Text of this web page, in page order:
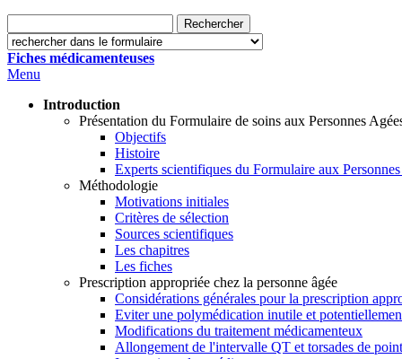
Fiches médicamenteuses
Menu
Introduction
Présentation du Formulaire de soins aux Personnes
Objectifs
Histoire
Experts scientifiques du Formulaire aux
Méthodologie
Motivations initiales
Critères de sélection
Sources scientifiques
Les chapitres
Les fiches
Prescription appropriée chez la personne âgée
Considérations générales pour la prescription
Eviter une polymédication inutile et
Modifications du traitement médicamenteux
Allongement de l'intervalle QT et torsades de